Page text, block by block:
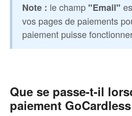
Note : le champ "Email"
vos pages de paiements
paiement puisse
Que se passe-t-il
paiement